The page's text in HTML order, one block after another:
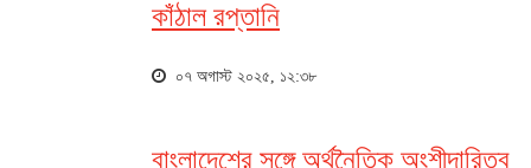
কাঁঠাল রপ্তানি
০৭ অগাস্ট ২০২৫, ১২:৩৮
বাংলাদেশের সঙ্গে অর্থনৈতিক অংশীদারিত্ব